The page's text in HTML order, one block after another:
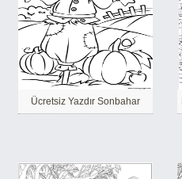
Ücretsiz Yazdır Sonbahar